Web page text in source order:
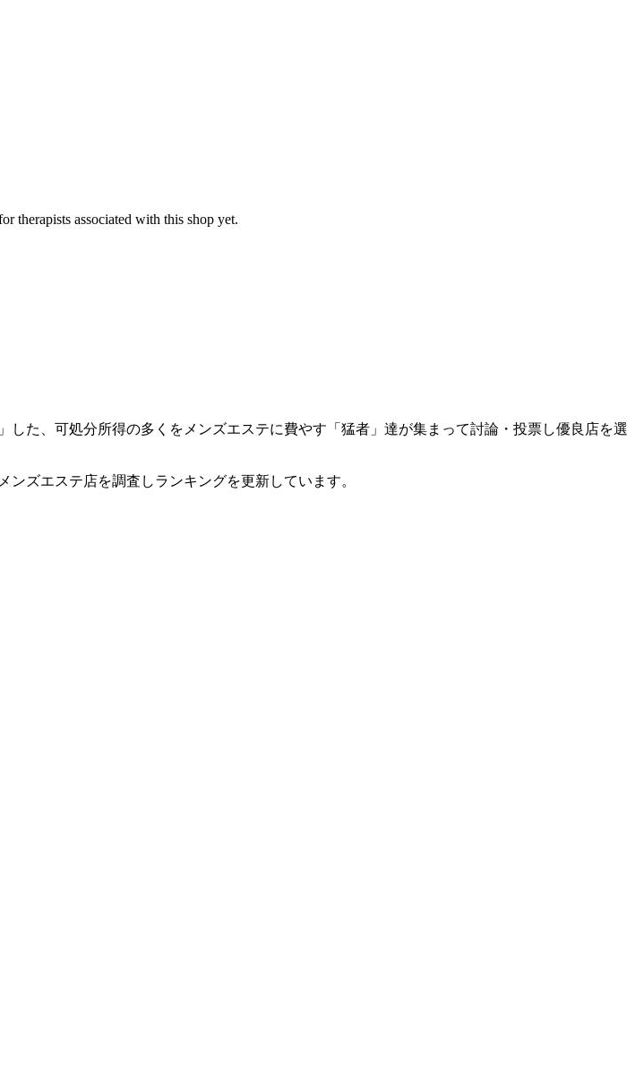
therapists associated with this shop yet.
た、可処分所得の多くをメンズエステに費やす「猛者」達が集まって討論・投票し優良店を選
ズエステ店を調査しランキングを更新しています。